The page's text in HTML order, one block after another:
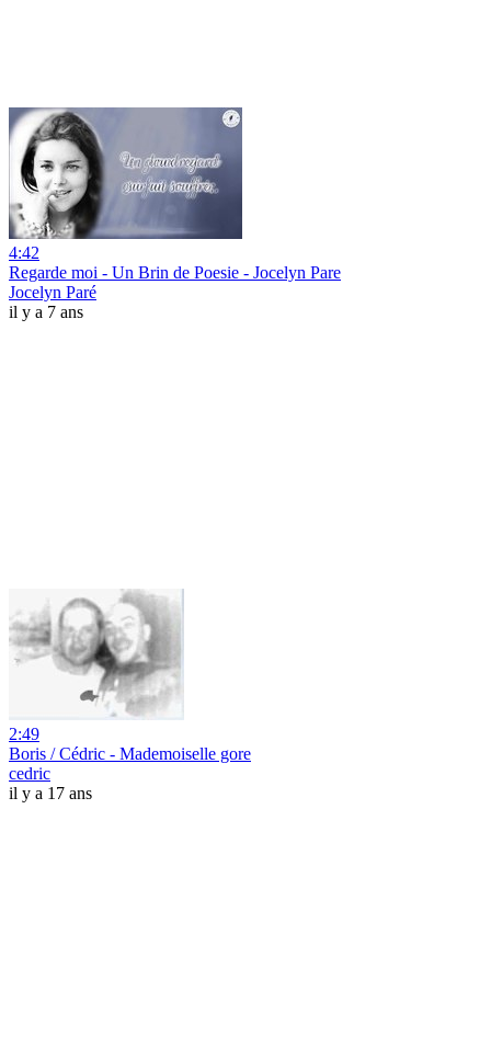
4:42
Regarde moi - Un Brin de Poesie - Jocelyn Pare
Jocelyn Paré
il y a 7 ans
2:49
Boris / Cédric - Mademoiselle gore
cedric
il y a 17 ans